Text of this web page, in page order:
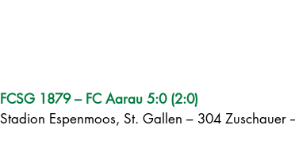
FCSG 1879 – FC Aarau 5:0 (2:0)
Stadion Espenmoos, St. Gallen – 304 Zuschauer